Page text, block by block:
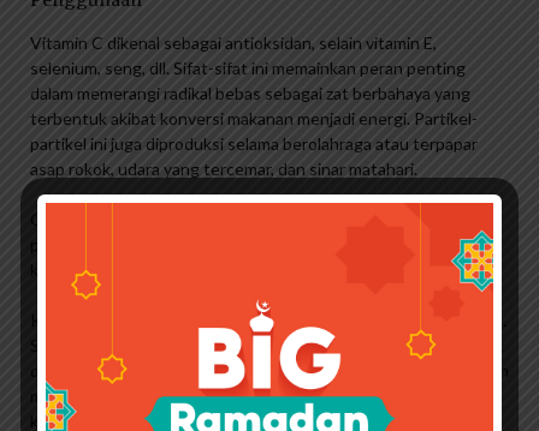
Vitamin C dikenal sebagai antioksidan, selain vitamin E,
selenium, seng, dll. Sifat-sifat ini memainkan peran penting
dalam memerangi radikal bebas sebagai zat berbahaya yang
terbentuk akibat konversi makanan menjadi energi. Partikel-
partikel ini juga diproduksi selama berolahraga atau terpapar
asap rokok, udara yang tercemar, dan sinar matahari.
Oleh karena itu, tubuh membutuhkan antioksidan. Jenis
pertahanan ini terlibat dalam perbaikan DNA dan perlindungan
kesehatan sel dari kerusakan akibat radikal bebas.
Kebutuhan mengonsumsi vitamin setiap hari sangatlah penting.
Selain itu, vitamin C tergolong vitamin esensial yang tidak dapat
diproduksi oleh tubuh. Dan sementara vitamin C dan vitamin dan
mineral lainnya diklasifikasikan sebagai mikronutrien (sejumlah
kecil nutrisi penting), kekurangan nutrisi penting ini dapat